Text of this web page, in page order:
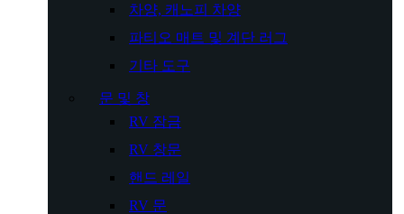
차양, 캐노피 차양
파티오 매트 및 계단 러그
기타 도구
문 및 창
RV 잠금
RV 창문
핸드 레일
RV 문